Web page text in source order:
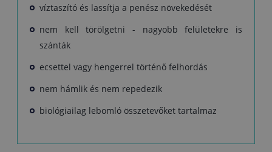
víztaszító és lassítja a penész növekedését
nem kell törölgetni - nagyobb felületekre is
szánták
ecsettel vagy hengerrel történő felhordás
nem hámlik és nem repedezik
biológiailag lebomló összetevőket tartalmaz